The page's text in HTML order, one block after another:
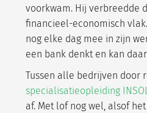
voorkwam. Hij verbreedde
financieel-economisch vlak.
nog elke dag mee in zijn
een bank denkt en kan
Tussen alle bedrijven door
specialisatieopleiding
af. Met lof nog wel, alsof